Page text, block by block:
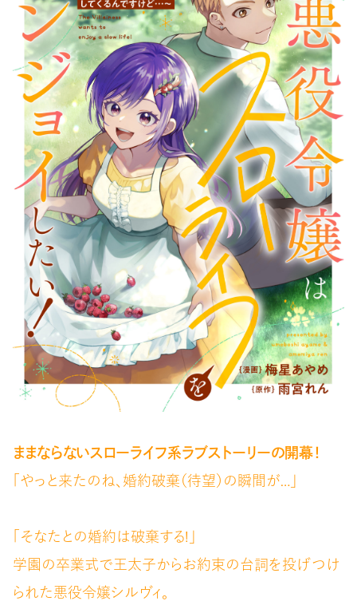
ままならないスローライフ系ラブストーリーの開幕！
「やっと来たのね、婚約破棄（待望）の瞬間が…」
「そなたとの婚約は破棄する!」
学園の卒業式で王太子からお約束の台詞を投げつけ
られた悪役令嬢シルヴィ。